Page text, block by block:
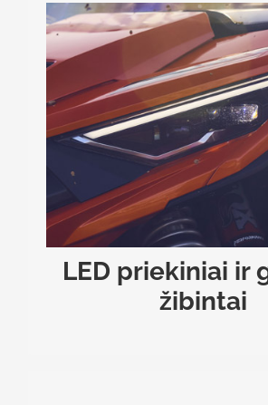
LED priekiniai ir
žibintai
LED PRIEKINIAI IR GALINIAI
Matykite ir būkite matomi tiek
CFMOTO LED™ priekiniai žibintai
posūkio signalo šviesomis užtikrina
apšvietimą, o LED galiniai ir
leidžia kitiems vairuotojams